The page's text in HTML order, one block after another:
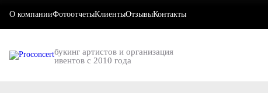
О компанииФотоотчетыКлиентыОтзывыКонтакты
букинг артистов и организация
ивентов с 2010 года